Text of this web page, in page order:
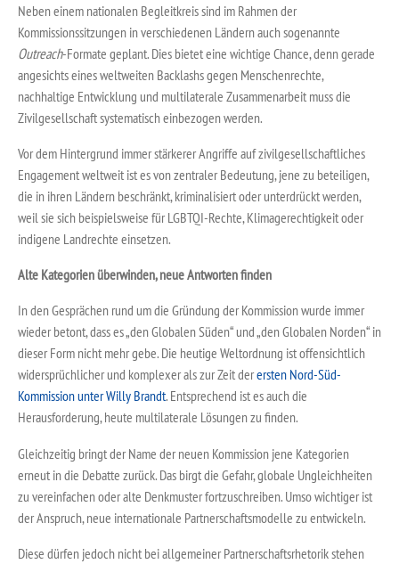
Neben einem nationalen Begleitkreis sind im Rahmen der
Kommissionssitzungen in verschiedenen Ländern auch sogenannte
Outreach-Formate geplant. Dies bietet eine wichtige Chance, denn gerade
angesichts eines weltweiten Backlashs gegen Menschenrechte,
nachhaltige Entwicklung und multilaterale Zusammenarbeit muss die
Zivilgesellschaft systematisch einbezogen werden.
Vor dem Hintergrund immer stärkerer Angriffe auf zivilgesellschaftliches
Engagement weltweit ist es von zentraler Bedeutung, jene zu beteiligen,
die in ihren Ländern beschränkt, kriminalisiert oder unterdrückt werden,
weil sie sich beispielsweise für LGBTQI-Rechte, Klimagerechtigkeit oder
indigene Landrechte einsetzen.
Alte Kategorien überwinden, neue Antworten finden
In den Gesprächen rund um die Gründung der Kommission wurde immer
wieder betont, dass es „den Globalen Süden“ und „den Globalen Norden“ in
dieser Form nicht mehr gebe. Die heutige Weltordnung ist offensichtlich
widersprüchlicher und komplexer als zur Zeit derersten Nord-Süd-
Kommission unter Willy Brandt. Entsprechend ist es auch die
Herausforderung, heute multilaterale Lösungen zu finden.
Gleichzeitig bringt der Name der neuen Kommission jene Kategorien
erneut in die Debatte zurück. Das birgt die Gefahr, globale Ungleichheiten
zu vereinfachen oder alte Denkmuster fortzuschreiben. Umso wichtiger ist
der Anspruch, neue internationale Partnerschaftsmodelle zu entwickeln.
Diese dürfen jedoch nicht bei allgemeiner Partnerschaftsrhetorik stehen